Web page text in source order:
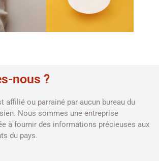
nous ?
affilié ou parrainé par aucun bureau du
Nous sommes une entreprise
à fournir des informations précieuses aux
du pays.